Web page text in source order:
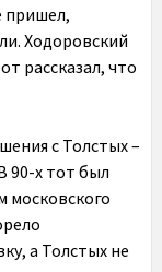
пришел,
Ходоровский
рассказал, что
с Толстых –
90-х тот был
московского
а Толстых не